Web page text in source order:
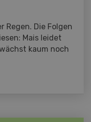
Regen. Die Folgen
Mais leidet
kaum noch